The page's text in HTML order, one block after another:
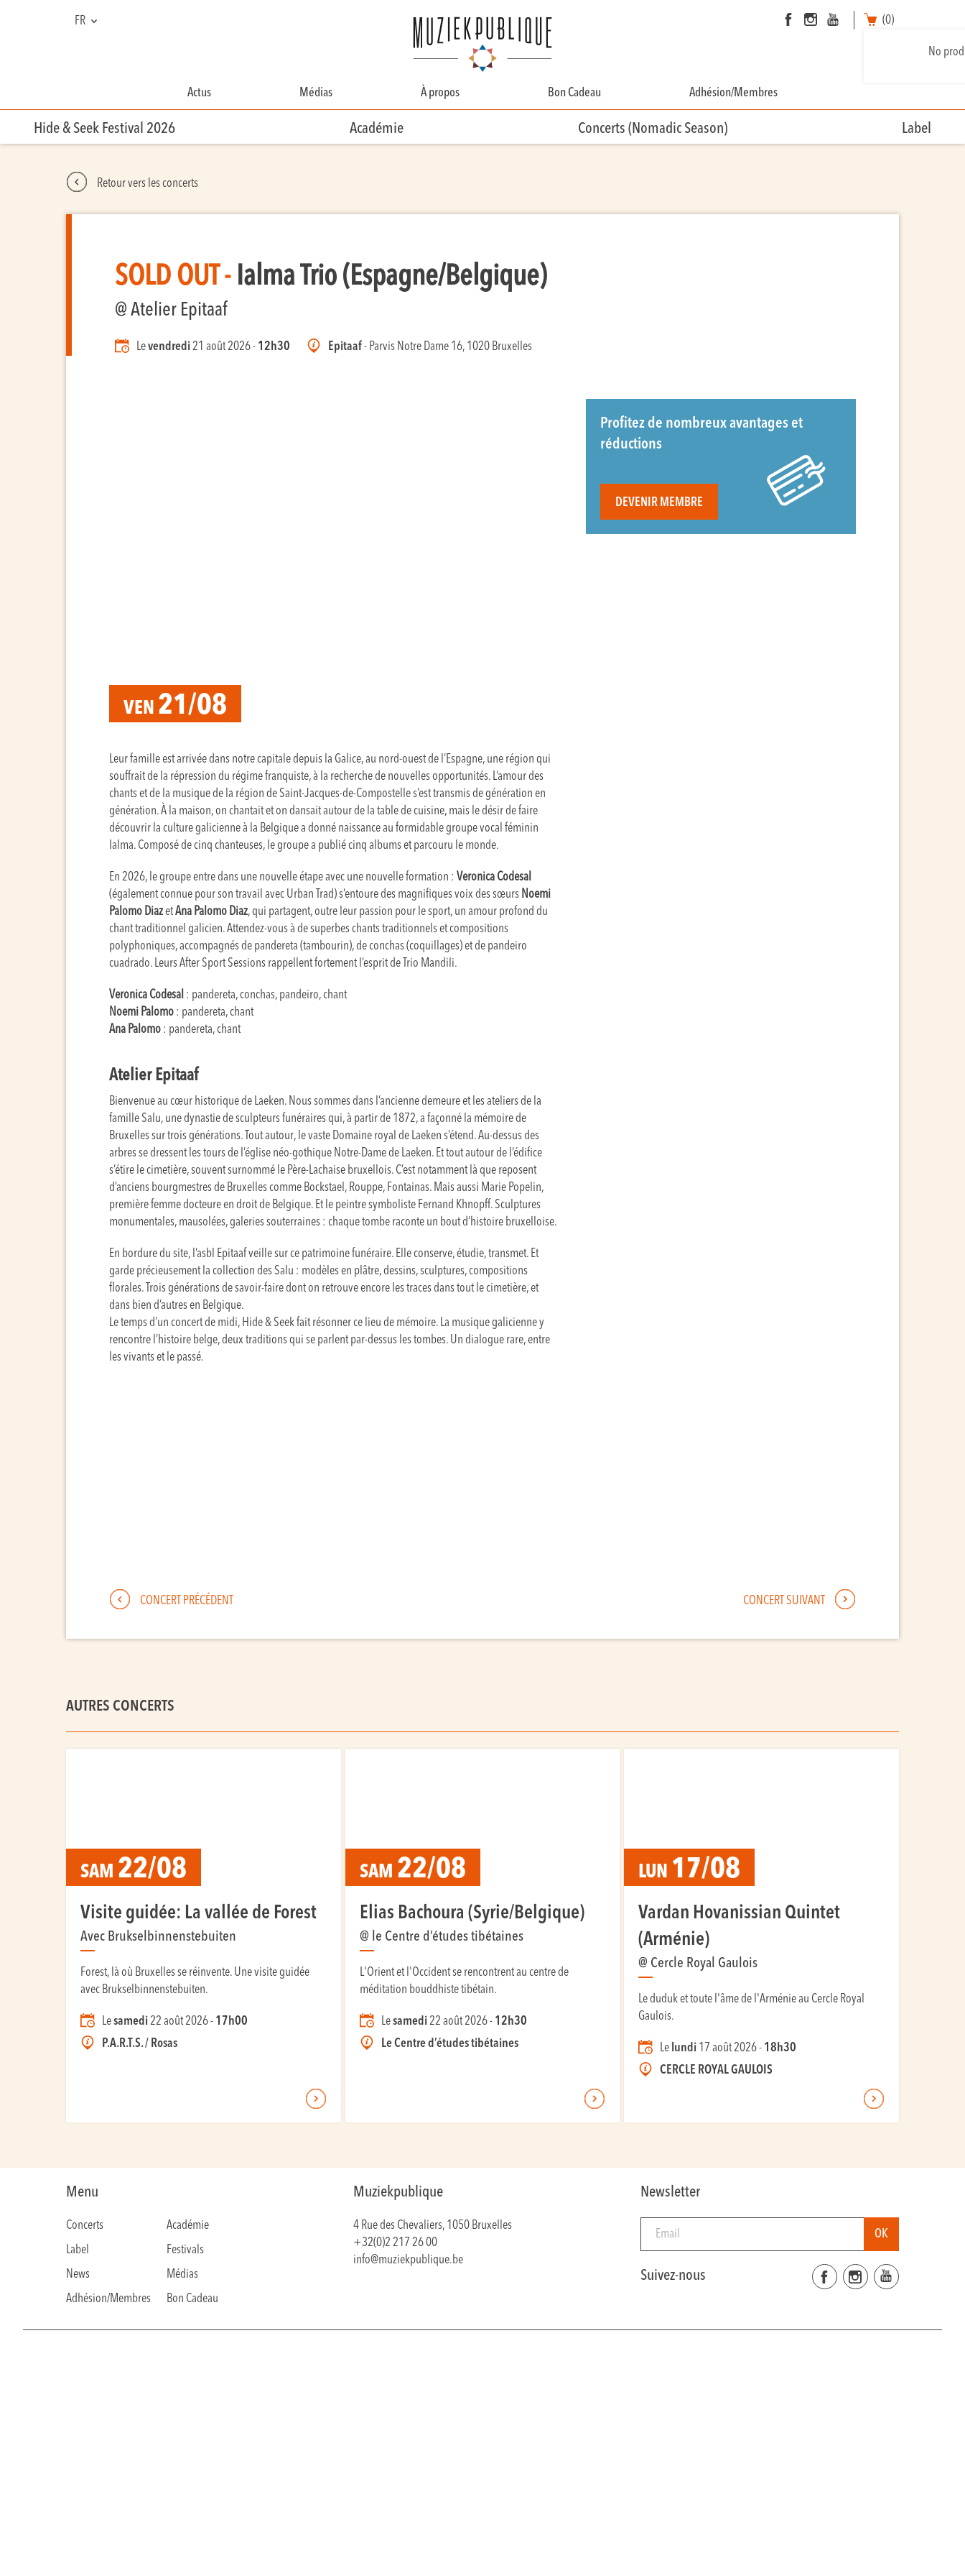
FR (0)
No
Actus Médias À propos
Contact
Bon Cadeau Adhésion/Membres
Hide & Seek Festival 2026 Académie Concerts (Nomadic Season) Label
Retour vers les concerts
SOLD OUT - Ialma Trio (Espagne/Belgique)
@ Atelier Epitaaf
Levendredi 21 août 2026 - 12h30 Epitaaf- Parvis Notre Dame 16, 1020 Bruxelles
VEN 21/08
Leur famille est arrivée dans notre capitale depuis la Galice, au nord-ouest de l’Espagne, une région qui
souffrait de la répression du régime franquiste, à la recherche de nouvelles opportunités. L’amour des
chants et de la musique de la région de Saint-Jacques-de-Compostelle s’est transmis de génération en
génération. À la maison, on chantait et on dansait autour de la table de cuisine, mais le désir de faire
découvrir la culture galicienne à la Belgique a donné naissance au formidable groupe vocal féminin
Ialma. Composé de cinq chanteuses, le groupe a publié cinq albums et parcouru le monde.
En 2026, le groupe entre dans une nouvelle étape avec une nouvelle formation : Veronica Codesal
(également connue pour son travail avec Urban Trad) s’entoure des magnifiques voix des sœurs Noemi
Palomo DiazetAna Palomo Diaz, qui partagent, outre leur passion pour le sport, un amour profond du
chant traditionnel galicien. Attendez-vous à de superbes chants traditionnels et compositions
polyphoniques, accompagnés de pandereta (tambourin), de conchas (coquillages) et de pandeiro
cuadrado. Leurs After Sport Sessions rappellent fortement l’esprit de Trio Mandili.
Veronica Codesal : pandereta, conchas, pandeiro, chant
Noemi Palomo : pandereta, chant
Ana Palomo : pandereta, chant
Atelier Epitaaf
Bienvenue au cœur historique de Laeken. Nous sommes dans l’ancienne demeure et les ateliers de la
famille Salu, une dynastie de sculpteurs funéraires qui, à partir de 1872, a façonné la mémoire de
Bruxelles sur trois générations. Tout autour, le vaste Domaine royal de Laeken s’étend. Au-dessus des
arbres se dressent les tours de l’église néo-gothique Notre-Dame de Laeken. Et tout autour de l’édifice
s’étire le cimetière, souvent surnommé le Père-Lachaise bruxellois. C’est notamment là que reposent
d’anciens bourgmestres de Bruxelles comme Bockstael, Rouppe, Fontainas. Mais aussi Marie Popelin,
première femme docteure en droit de Belgique. Et le peintre symboliste Fernand Khnopff. Sculptures
monumentales, mausolées, galeries souterraines : chaque tombe raconte un bout d’histoire bruxelloise.
En bordure du site, l’asbl Epitaaf veille sur ce patrimoine funéraire. Elle conserve, étudie, transmet. Et
garde précieusement la collection des Salu : modèles en plâtre, dessins, sculptures, compositions
florales. Trois générations de savoir-faire dont on retrouve encore les traces dans tout le cimetière, et
dans bien d’autres en Belgique.
Le temps d’un concert de midi, Hide & Seek fait résonner ce lieu de mémoire. La musique galicienne y
rencontre l’histoire belge, deux traditions qui se parlent par-dessus les tombes. Un dialogue rare, entre
les vivants et le passé.
Profitez de nombreux avantages et
réductions
DEVENIR MEMBRE
CONCERT PRÉCÉDENT CONCERT SUIVANT
AUTRES CONCERTS
SAM 22/08
Visite guidée: La vallée de Forest
Avec Brukselbinnenstebuiten
Forest, là où Bruxelles se réinvente. Une visite guidée
avec Brukselbinnenstebuiten.
Lesamedi 22 août 2026 - 17h00
P.A.R.T.S. / Rosas
SAM 22/08
Elias Bachoura (Syrie/Belgique)
@ le Centre d’études tibétaines
L'Orient et l'Occident se rencontrent au centre de
méditation bouddhiste tibétain.
Lesamedi 22 août 2026 - 12h30
Le Centre d’études tibétaines
LUN 17/08
Vardan Hovanissian Quintet
(Arménie)
@ Cercle Royal Gaulois
Le duduk et toute l'âme de l'Arménie au Cercle Royal
Gaulois.
Le lundi 17 août 2026 - 18h30
CERCLE ROYAL GAULOIS
Menu
Concerts
Académie
Label
Festivals
News
Médias
Adhésion/Membres
Bon Cadeau
Muziekpublique
4 Rue des Chevaliers, 1050 Bruxelles
+32(0)2 217 26 00
info@muziekpublique.be
Newsletter
Suivez-nous